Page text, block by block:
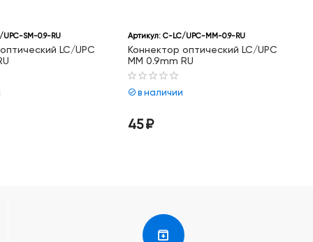
SM-0.9-RU
LC/UPC
Артикул: C-LC/UPC-MM-0.9-RU
Коннектор оптический LC/UPC
MM 0.9mm RU
в наличии
45₽